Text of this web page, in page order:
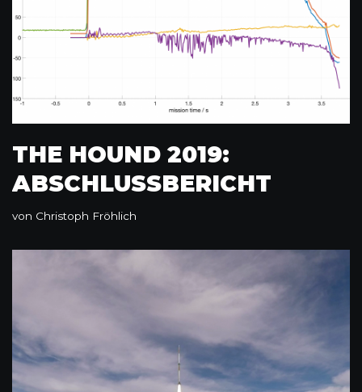
THE HOUND 2019:
ABSCHLUSSBERICHT
von Christoph Fröhlich